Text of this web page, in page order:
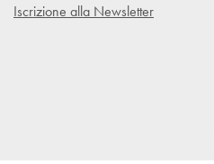
Iscrizione alla Newsletter